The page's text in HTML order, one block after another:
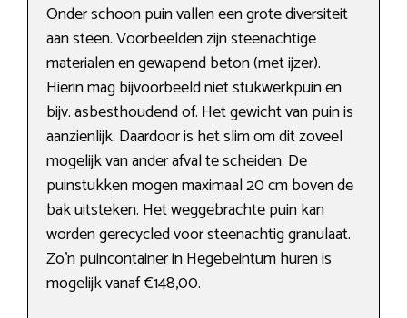
Onder schoon puin vallen een grote diversiteit
aan steen. Voorbeelden zijn steenachtige
materialen en gewapend beton (met ijzer).
Hierin mag bijvoorbeeld niet stukwerkpuin en
bijv. asbesthoudend of. Het gewicht van puin is
aanzienlijk. Daardoor is het slim om dit zoveel
mogelijk van ander afval te scheiden. De
puinstukken mogen maximaal 20 cm boven de
bak uitsteken. Het weggebrachte puin kan
worden gerecycled voor steenachtig granulaat.
Zo’n puincontainer in Hegebeintum huren is
mogelijk vanaf €148,00.